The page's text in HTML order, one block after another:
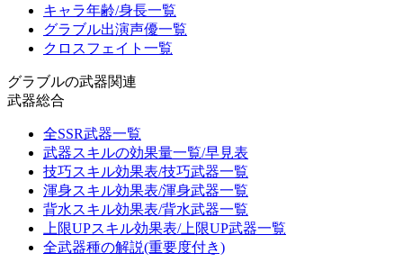
キャラ年齢/身長一覧
グラブル出演声優一覧
クロスフェイト一覧
グラブルの武器関連
武器総合
全SSR武器一覧
武器スキルの効果量一覧/早見表
技巧スキル効果表/技巧武器一覧
渾身スキル効果表/渾身武器一覧
背水スキル効果表/背水武器一覧
上限UPスキル効果表/上限UP武器一覧
全武器種の解説(重要度付き)